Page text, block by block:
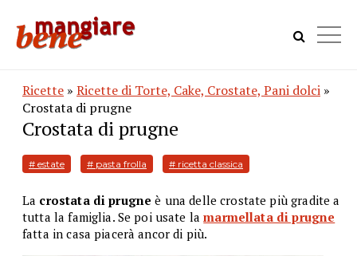
Ricette » Ricette di Torte, Cake, Crostate, Pani dolci »
Crostata di prugne
Crostata di prugne
# estate # pasta frolla # ricetta classica
La crostata di prugneè una delle crostate più gradite a
tutta la famiglia. Se poi usate lamarmellata di prugne
fatta in casa piacerà ancor di più.